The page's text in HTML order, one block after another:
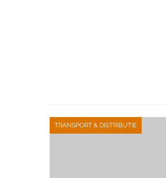
TRANSPORT & DISTRIBUTIE